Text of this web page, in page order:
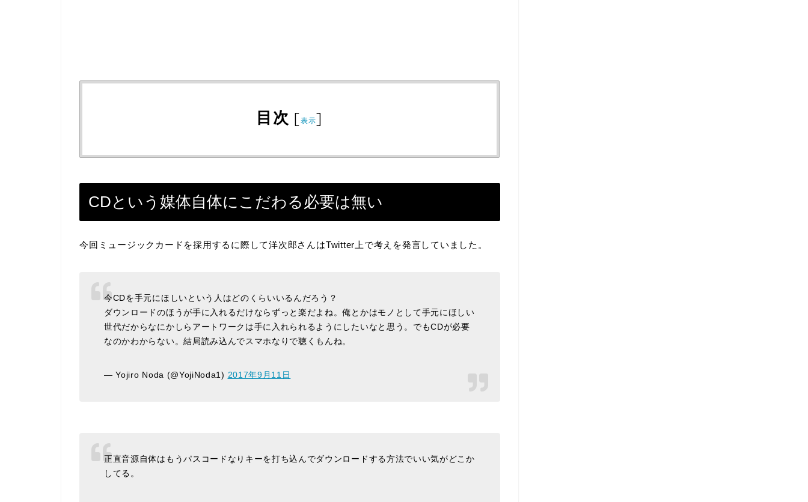
目次 [表示]
CDという媒体自体にこだわる必要は無い
今回ミュージックカードを採用するに際して洋次郎さんはTwitter上で考えを発言していました。
今CDを手元にほしいという人はどのくらいいるんだろう？
ダウンロードのほうが手に入れるだけならずっと楽だよね。俺とかはモノとして手元にほしい
世代だからなにかしらアートワークは手に入れられるようにしたいなと思う。でもCDが必要
なのかわからない。結局読み込んでスマホなりで聴くもんね。
— Yojiro Noda (@YojiNoda1) 2017年9月11日
正直音源自体はもうパスコードなりキーを打ち込んでダウンロードする方法でいい気がどこか
してる。